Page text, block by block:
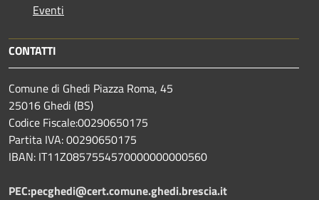
Eventi
CONTATTI
Comune di Ghedi Piazza Roma, 45
25016 Ghedi (BS)
Codice Fiscale:00290650175
Partita IVA: 00290650175
IBAN: IT11Z0857554570000000000560
PEC:pecghedi@cert.comune.ghedi.brescia.it